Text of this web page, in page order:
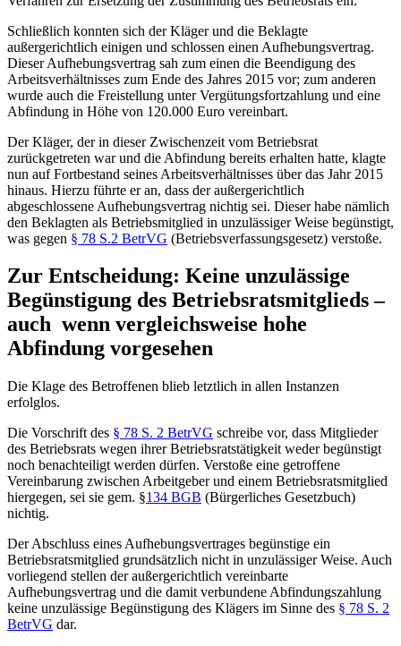
Schließlich konnten sich der Kläger und die Beklagte
außergerichtlich einigen und schlossen einen Aufhebungsvertrag.
Dieser Aufhebungsvertrag sah zum einen die Beendigung des
Arbeitsverhältnisses zum Ende des Jahres 2015 vor; zum anderen
wurde auch die Freistellung unter Vergütungsfortzahlung und eine
Abfindung in Höhe von 120.000 Euro vereinbart.
Der Kläger, der in dieser Zwischenzeit vom Betriebsrat
zurückgetreten war und die Abfindung bereits erhalten hatte, klagte
nun auf Fortbestand seines Arbeitsverhältnisses über das Jahr 2015
hinaus. Hierzu führte er an, dass der außergerichtlich
abgeschlossene Aufhebungsvertrag nichtig sei. Dieser habe nämlich
den Beklagten als Betriebsmitglied in unzulässiger Weise begünstigt,
was gegen § 78 S.2 BetrVG (Betriebsverfassungsgesetz) verstoße.
Zur Entscheidung: Keine unzulässige
Begünstigung des Betriebsratsmitglieds –
auch wenn vergleichsweise hohe
Abfindung vorgesehen
Die Klage des Betroffenen blieb letztlich in allen Instanzen
erfolglos.
Die Vorschrift des § 78 S. 2 BetrVG schreibe vor, dass Mitglieder
des Betriebsrats wegen ihrer Betriebsratstätigkeit weder begünstigt
noch benachteiligt werden dürfen. Verstoße eine getroffene
Vereinbarung zwischen Arbeitgeber und einem Betriebsratsmitglied
hiergegen, sei sie gem. §134 BGB (Bürgerliches Gesetzbuch)
nichtig.
Der Abschluss eines Aufhebungsvertrages begünstige ein
Betriebsratsmitglied grundsätzlich nicht in unzulässiger Weise. Auch
vorliegend stellen der außergerichtlich vereinbarte
Aufhebungsvertrag und die damit verbundene Abfindungszahlung
keine unzulässige Begünstigung des Klägers im Sinne des § 78 S. 2
BetrVG dar.